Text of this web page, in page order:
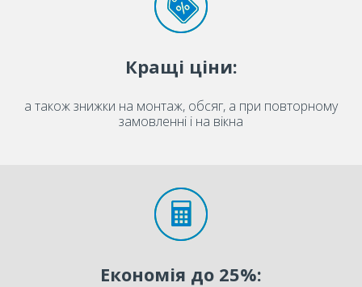
Кращі ціни:
а також знижки на монтаж, обсяг, а при повторному
замовленні і на вікна
Економія до 25%: